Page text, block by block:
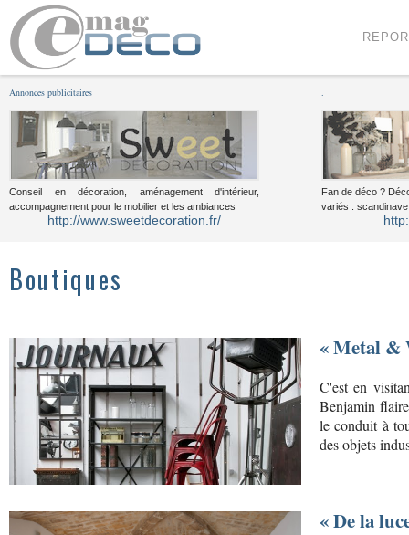
Annonces publicitaires
Conseil en décoration, aménagement d'intérieur,
accompagnement pour le mobilier et les ambiances
http://www.sweetdecoration.fr/
Fan de déco ?
variés :
Boutiques
« Metal &
C'est en
Benjamin
le conduit à
des objets
« De la